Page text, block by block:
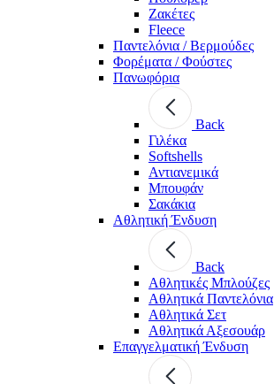
Ζακέτες
Fleece
Παντελόνια / Βερμούδες
Φορέματα / Φούστες
Πανωφόρια
Back
Γιλέκα
Softshells
Αντιανεμικά
Μπουφάν
Σακάκια
Αθλητική Ένδυση
Back
Aθλητικές Μπλούζες
Αθλητικά Παντελόνια
Αθλητικά Σετ
Αθλητικά Αξεσουάρ
Επαγγελματική Ένδυση